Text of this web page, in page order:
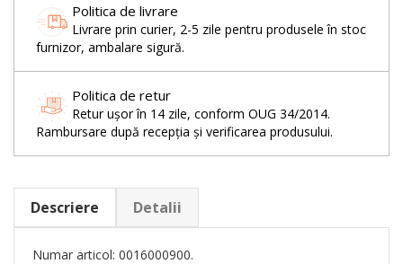
Politica de livrare
Livrare prin curier, 2-5 zile pentru produsele în stoc
furnizor, ambalare sigură.
Politica de retur
Retur ușor în 14 zile, conform OUG 34/2014.
Rambursare după recepția și verificarea produsului.
Descriere Detalii
Numar articol: 0016000900.